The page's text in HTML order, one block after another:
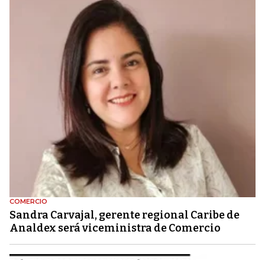
COMERCIO
Sandra Carvajal, gerente regional Caribe de
Analdex será viceministra de Comercio